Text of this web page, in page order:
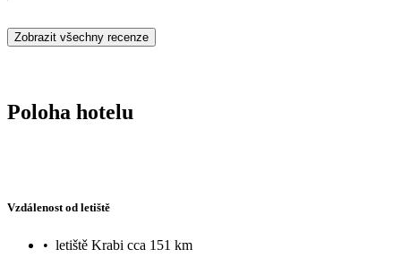
Zobrazit všechny recenze
Poloha hotelu
Vzdálenost od letiště
• letiště Krabi cca 151 km